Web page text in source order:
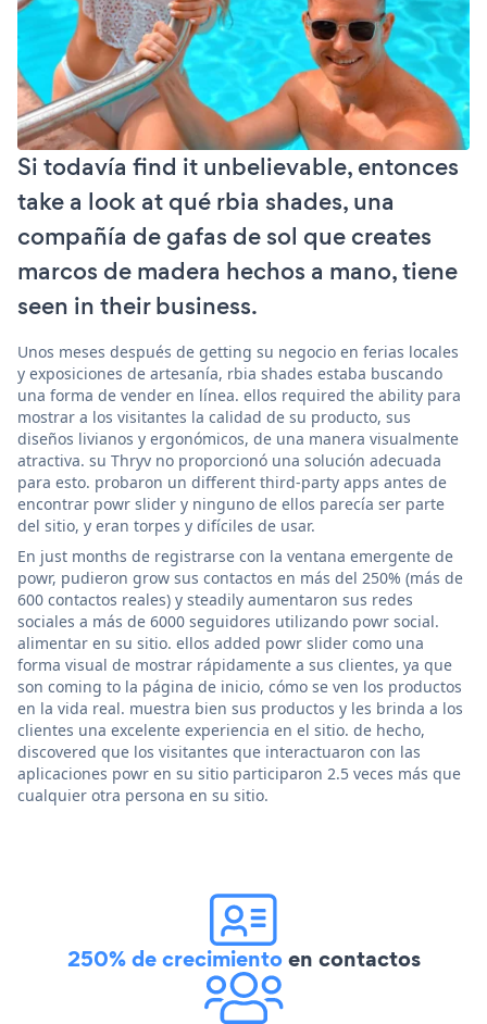
Si todavía find it unbelievable, entonces
take a look at qué rbia shades, una
compañía de gafas de sol que creates
marcos de madera hechos a mano, tiene
seen in their business.
Unos meses después de getting su negocio en ferias locales
y exposiciones de artesanía, rbia shades estaba buscando
una forma de vender en línea. ellos required the ability para
mostrar a los visitantes la calidad de su producto, sus
diseños livianos y ergonómicos, de una manera visualmente
atractiva. su Thryv no proporcionó una solución adecuada
para esto. probaron un different third-party apps antes de
encontrar powr slider y ninguno de ellos parecía ser parte
del sitio, y eran torpes y difíciles de usar.
En just months de registrarse con la ventana emergente de
powr, pudieron grow sus contactos en más del 250% (más de
600 contactos reales) y steadily aumentaron sus redes
sociales a más de 6000 seguidores utilizando powr social.
alimentar en su sitio. ellos added powr slider como una
forma visual de mostrar rápidamente a sus clientes, ya que
son coming to la página de inicio, cómo se ven los productos
en la vida real. muestra bien sus productos y les brinda a los
clientes una excelente experiencia en el sitio. de hecho,
discovered que los visitantes que interactuaron con las
aplicaciones powr en su sitio participaron 2.5 veces más que
cualquier otra persona en su sitio.
250% de crecimientoen contactos